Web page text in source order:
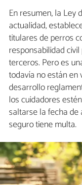
En resumen, la Ley
actualidad,
titulares de perros
responsabilidad
terceros. Pero es
todavía no están en
desarrollo
los cuidadores
saltarse la fecha de
seguro tiene multa.